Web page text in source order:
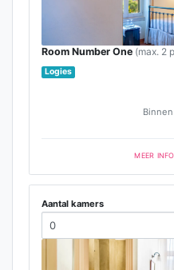
Room Number One (max. 2
Logies
MEER
Aantal kamers